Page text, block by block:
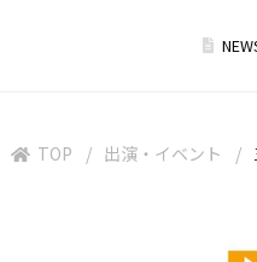
TOP 出演・イベント